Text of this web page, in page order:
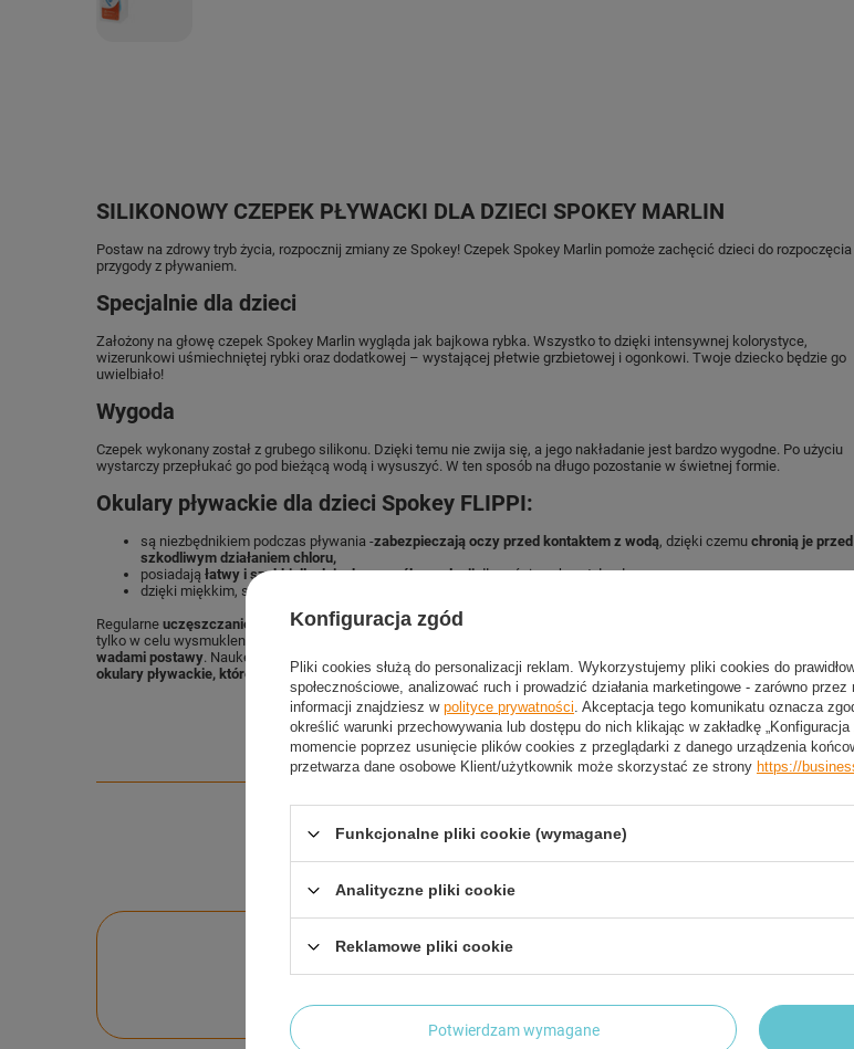
SILIKONOWY CZEPEK PŁYWACKI DLA DZIECI SPOKEY MARLIN
Postaw na zdrowy tryb życia, rozpocznij zmiany ze Spokey! Czepek Spokey Marlin pomoże zachęcić dzieci do rozpoczęcia
przygody z pływaniem.
Specjalnie dla dzieci
Założony na głowę czepek Spokey Marlin wygląda jak bajkowa rybka. Wszystko to dzięki intensywnej kolorystyce,
wizerunkowi uśmiechniętej rybki oraz dodatkowej – wystającej płetwie grzbietowej i ogonkowi. Twoje dziecko będzie go
uwielbiało!
Wygoda
Czepek wykonany został z grubego silikonu. Dzięki temu nie zwija się, a jego nakładanie jest bardzo wygodne. Po użyciu
wystarczy przepłukać go pod bieżącą wodą i wysuszyć. W ten sposób na długo pozostanie w świetnej formie.
Okulary pływackie dla dzieci Spokey FLIPPI:
są niezbędnikiem podczas pływania -zabezpieczają oczy przed kontaktem z wodą, dzięki czemu chronią je przed
szkodliwym działaniem chloru,
posiadają łatwy i szybki dla dziecka sposób regulacjidługości paska z tyłu głowy,
dzięki miękkim, silikonowym uszczelkom
Regularne uczęszczanie na basento idealna aktywność dla dziecka i po prostu świetna zabawa!
tylko w celu wysmuklenia sylwetki, wzmocnienia całego ciała, poprawy kondycji, ale także dla osób, które
wadami postawy. Naukę pływania warto rozpocząć od najmłodszych lat.
Niezbędnikiem każdego młodego pływaka są
okulary pływackie, które chronią przed szkodliwym działaniem chloru.
2 Letnia Gwarancja Producenta
Potrzebujesz pomocy? Masz pytania?
publikując dla
Konfiguracja zgód
Pliki cookies służą do personalizacji reklam. Wykorzystujemy pliki cookies do
społecznościowe, analizować ruch i prowadzić działania marketingowe - zarówno
informacji znajdziesz w polityce prywatności. Akceptacja tego komunikatu oznacza
określić warunki przechowywania lub dostępu do nich klikając w zakładkę
momencie poprzez usunięcie plików cookies z przeglądarki z danego urządzenia
przetwarza dane osobowe Klient/użytkownik może skorzystać ze strony https://
Funkcjonalne pliki cookie (wymagane)
Analityczne pliki cookie
Reklamowe pliki cookie
Potwierdzam wymagane